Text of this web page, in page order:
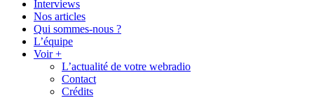
Interviews
Nos articles
Qui sommes-nous ?
L’équipe
Voir +
L’actualité de votre webradio
Contact
Crédits